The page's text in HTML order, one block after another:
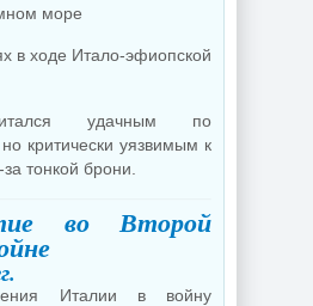
море
в ходе Итало-эфиопской
удачным по
критически уязвимым к
тонкой брони.
во Второй
Италии в войну